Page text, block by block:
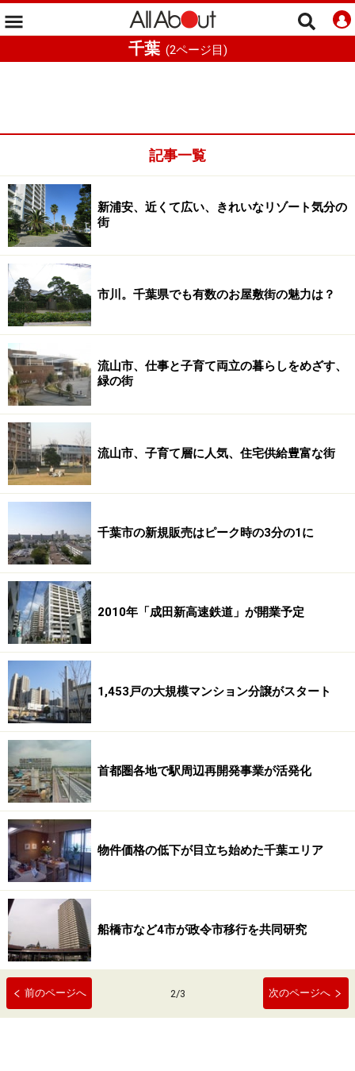
千葉 (2ページ目)
記事一覧
新浦安、近くて広い、きれいなリゾート気分の
街
市川。千葉県でも有数のお屋敷街の魅力は？
流山市、仕事と子育て両立の暮らしをめざす、
緑の街
流山市、子育て層に人気、住宅供給豊富な街
千葉市の新規販売はピーク時の3分の1に
2010年「成田新高速鉄道」が開業予定
1,453戸の大規模マンション分譲がスタート
首都圏各地で駅周辺再開発事業が活発化
物件価格の低下が目立ち始めた千葉エリア
船橋市など4市が政令市移行を共同研究
前のページへ 2/3 次のページへ